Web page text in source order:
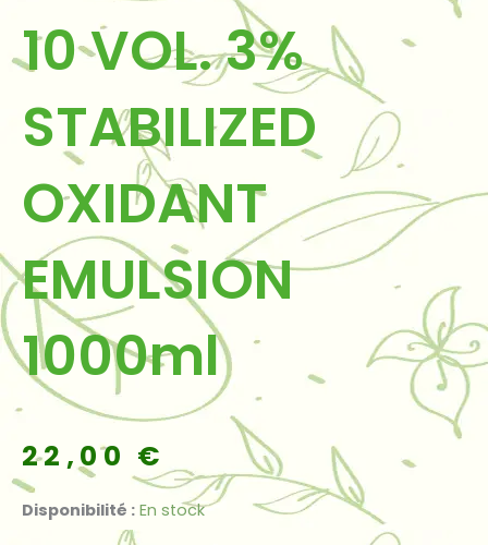
10 VOL. 3%
STABILIZED
OXIDANT
EMULSION
1000ml
22,00 €
Disponibilité : En stock
quantité